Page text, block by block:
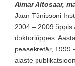
Aimar Altosaar,
Jaan Tõnissoni
2004 – 2009 õppis
doktoriõppes.
peasekretär, 1999
alaste